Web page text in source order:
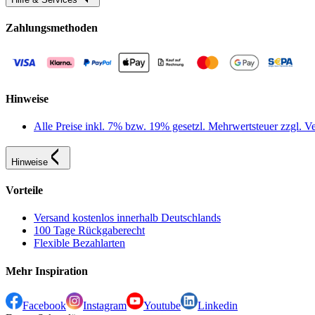
Zahlungsmethoden
Hinweise
Alle Preise inkl. 7% bzw. 19% gesetzl. Mehrwertsteuer zzgl.
Hinweise
Vorteile
Versand kostenlos innerhalb Deutschlands
100 Tage Rückgaberecht
Flexible Bezahlarten
Mehr Inspiration
Facebook Instagram Youtube
Linkedin